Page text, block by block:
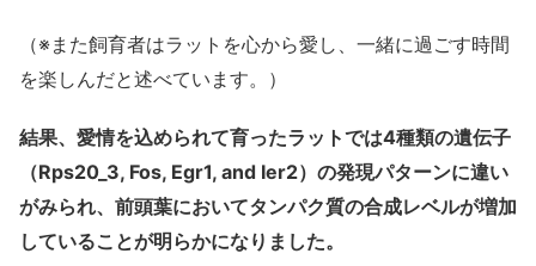
（※また飼育者はラットを心から愛し、一緒に過ごす時間
を楽しんだと述べています。）
結果、愛情を込められて育ったラットでは4種類の遺伝子
（Rps20_3, Fos, Egr1, and Ier2）の発現パターンに違い
がみられ、前頭葉においてタンパク質の合成レベルが増加
していることが明らかになりました。